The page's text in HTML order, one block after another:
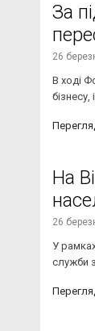
За
26
В ході
бізнесу,
На
26
У
служби